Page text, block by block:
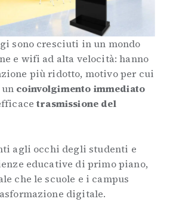
sono cresciuti in un mondo
e wifi ad alta velocità: hanno
più ridotto, motivo per cui
coinvolgimento immediato
trasmissione del
agli occhi degli studenti e
educative di primo piano,
che le scuole e i campus
digitale.